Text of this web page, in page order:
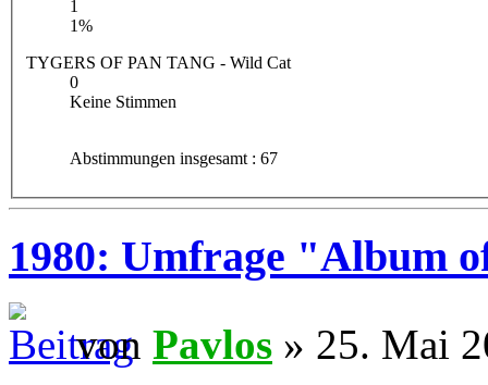
1
1%
TYGERS OF PAN TANG - Wild Cat
0
Keine Stimmen
Abstimmungen insgesamt : 67
1980: Umfrage "Album
von Pavlos » 25. Mai